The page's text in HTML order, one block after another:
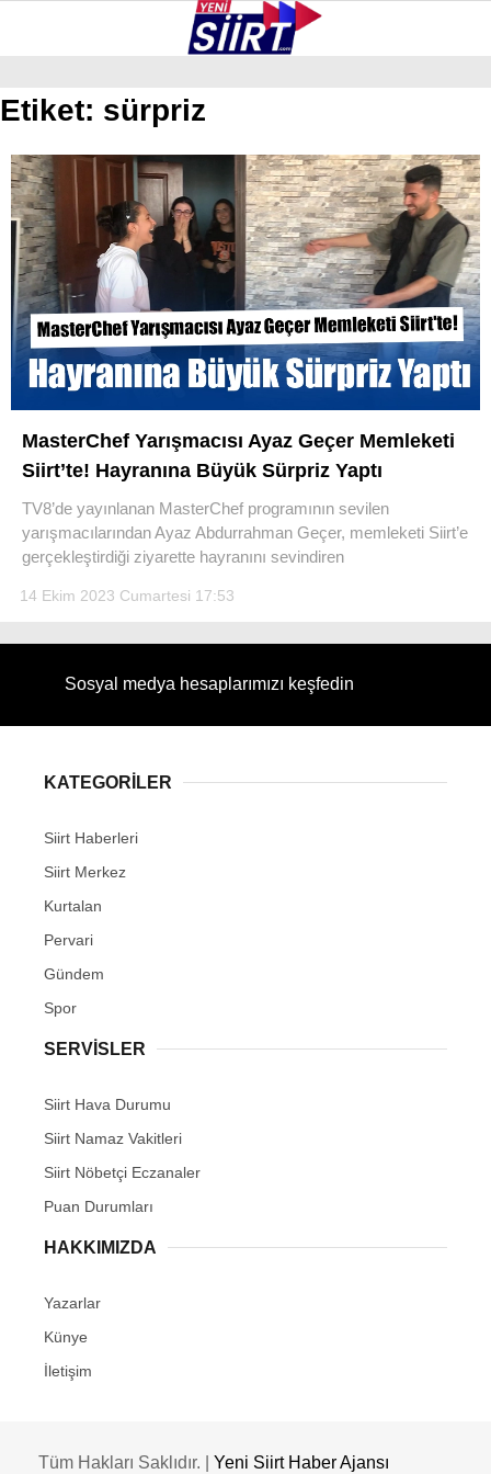
GALERİ VİDEO YAZARLAR
KURTALAN
ERUH
BAYKAN
PERVARI
ŞIRVAN
GÜNDEM
Etiket: sürpriz
MasterChef Yarışmacısı Ayaz Geçer Memleketi
Siirt’te! Hayranına Büyük Sürpriz Yaptı
TV8’de yayınlanan MasterChef programının sevilen
yarışmacılarından Ayaz Abdurrahman Geçer, memleketi Siirt’e
gerçekleştirdiği ziyarette hayranını sevindiren
14 Ekim 2023 Cumartesi 17:53
Sosyal medya hesaplarımızı keşfedin
KATEGORİLER
Siirt Haberleri
Siirt Merkez
Kurtalan
Pervari
Gündem
Spor
SERVİSLER
Siirt Hava Durumu
Siirt Namaz Vakitleri
Siirt Nöbetçi Eczanaler
Puan Durumları
HAKKIMIZDA
Yazarlar
Künye
İletişim
Tüm Hakları Saklıdır. | Yeni Siirt Haber Ajansı